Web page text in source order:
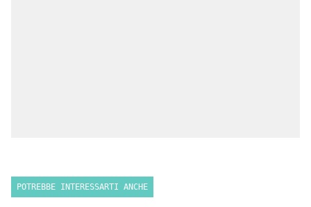
POTREBBE INTERESSARTI ANCHE